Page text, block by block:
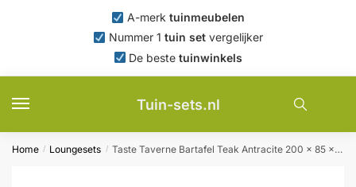
A-merk tuinmeubelen
Nummer 1 tuin set vergelijker
De bestetuinwinkels
Tuin-sets.nl
Home / Loungesets / Taste Taverne Bartafel Teak Antracite 200 x 85 x 105 cm 4SO – 4so